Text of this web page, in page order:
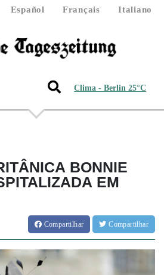
Español Français
Italiano
Clima - Berlin 25°C
BONNIE
EM
Compartilhar Compartilhar